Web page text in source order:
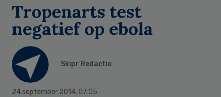
Tropenarts test
negatief op ebola
Skipr Redactie
24 september 2014, 07:05